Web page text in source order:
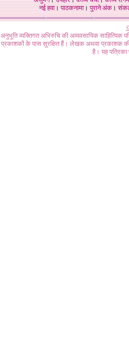
नई हवा। पाठकनामा। पुराने अंक।
अनुभूति व्यक्तिगत अभिरुचि की अव्यवसायिक
प्रकाशकों के पास सुरक्षित हैं। लेखक अथवा प्रकाशक की
है। यह पत्रिका